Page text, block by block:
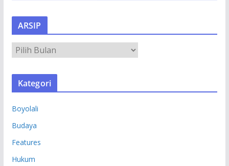
ARSIP
R
S
Kategori
Boyolali
Budaya
Features
Hukum